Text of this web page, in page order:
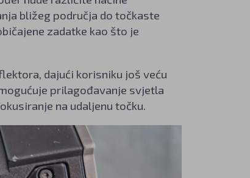
bližeg područja do točkaste
zadatke kao što je
dajući korisniku još veću
prilagođavanje svjetla
na udaljenu točku.